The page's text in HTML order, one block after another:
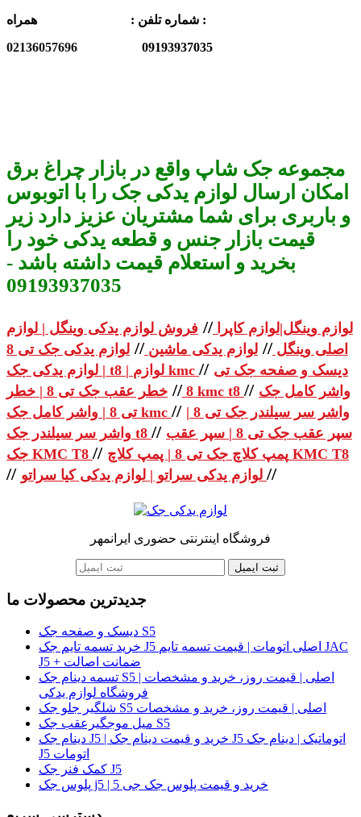
شماره تلفن : همراه :
02136057696 09193937035
مجموعه جک شاپ واقع در بازار چراغ برق
امکان ارسال لوازم یدکی جک را با اتوبوس
و باربری برای شما مشتریان عزیز دارد زیر
قیمت بازار جنس و قطعه یدکی خود را
بخرید و استعلام قیمت داشته باشد -
09193937035
لوازم وینگل|لوازم کاپرا // فروش لوازم یدکی وینگل | لوازم
اصلی وینگل // لوازم یدکی ماشین //
لوازم یدکی جک تی 8
| لوازم یدکی جک t8 | لوازم kmc // دیسک و صفحه جک تی
8
// خطر عقب جک تی 8 | خطر kmc t8 // واشر کامل جک
تی 8 | واشر کامل جک kmc // واشر سر سیلندر جک تی 8 |
واشر سر سیلندر جک t8 // سپر عقب جک تی 8 | سپر عقب
جک KMC T8 // پمپ کلاچ جک تی 8 | پمپ کلاچ KMC T8
// //
فروشگاه اینترنتی حضوری ایرانمهر
ثبت ایمیل
جدیدترین محصولات ما
دیسک و صفحه جک S5
خرید تسمه تایم جک J5 اصلی اتومات | قیمت تسمه تایم JAC
J5 + ضمانت اصالت
تسمه دینام جک S5 اصلی | قیمت روز، خرید و مشخصات |
فروشگاه لوازم یدکی
شلگیر جلو جک S5 اصلی | قیمت روز، خرید و مشخصات
میل موجگیرعقب جک S5
دینام جک J5 | خرید و قیمت دینام جک J5 اتوماتیک | دینام جک
J5 اتومات
کمک فنر جک J5
پلوس جک j5 | خرید و قیمت پلوس جک جی 5